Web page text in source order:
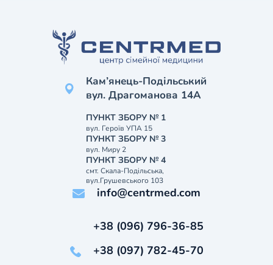
Кам’янець-Подільський
вул. Драгоманова 14А
ПУНКТ ЗБОРУ № 1
вул. Героїв УПА 15
ПУНКТ ЗБОРУ № 3
вул. Миру 2
ПУНКТ ЗБОРУ № 4
смт. Скала-Подільська,
вул.Грушевського 103
info@centrmed.com
+38 (096) 796-36-85
+38 (097) 782-45-70